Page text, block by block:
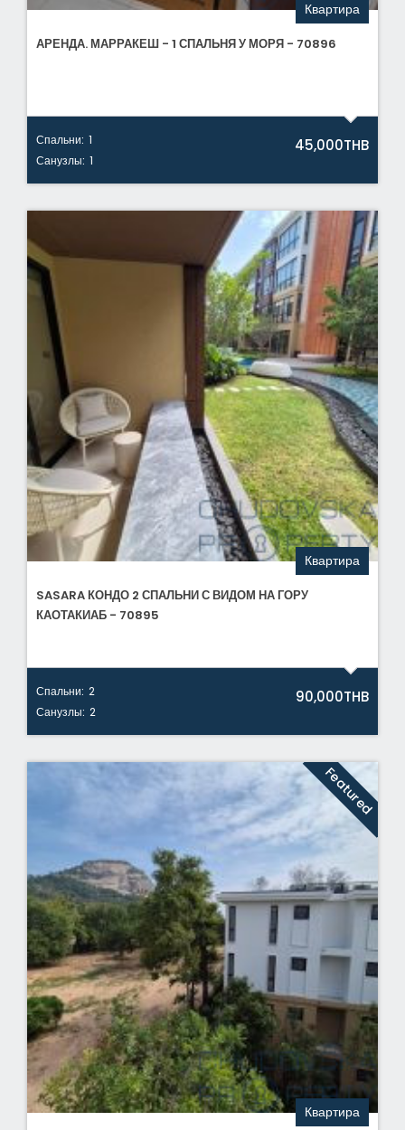
Квартира
АРЕНДА. МАРРАКЕШ - 1 СПАЛЬНЯ У МОРЯ - 70896
Спальни: 1
Санузлы: 1
45,000THB
Квартира
SASARA КОНДО 2 СПАЛЬНИ С ВИДОМ НА ГОРУ
КАОТАКИАБ - 70895
Спальни: 2
Санузлы: 2
90,000THB
Featured
Квартира